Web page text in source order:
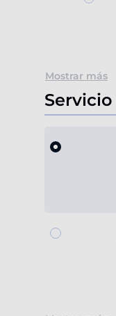
Mostrar más
Servicio